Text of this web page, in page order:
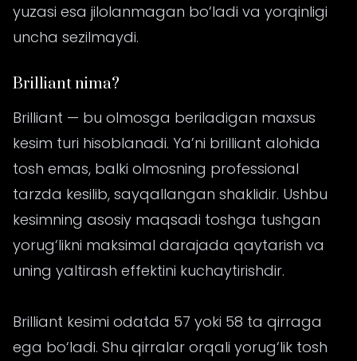
yuzasi esa jilolanmagan bo‘ladi va yorqinligi
uncha sezilmaydi.
Brilliant nima?
Brilliant — bu olmosga beriladigan maxsus
kesim turi hisoblanadi. Ya’ni brilliant alohida
tosh emas, balki olmosning professional
tarzda kesilib, sayqallangan shaklidir. Ushbu
kesimning asosiy maqsadi toshga tushgan
yorug‘likni maksimal darajada qaytarish va
uning yaltirash effektini kuchaytirishdir.
Brilliant kesimi odatda 57 yoki 58 ta qirraga
ega bo‘ladi. Shu qirralar orqali yorug‘lik tosh